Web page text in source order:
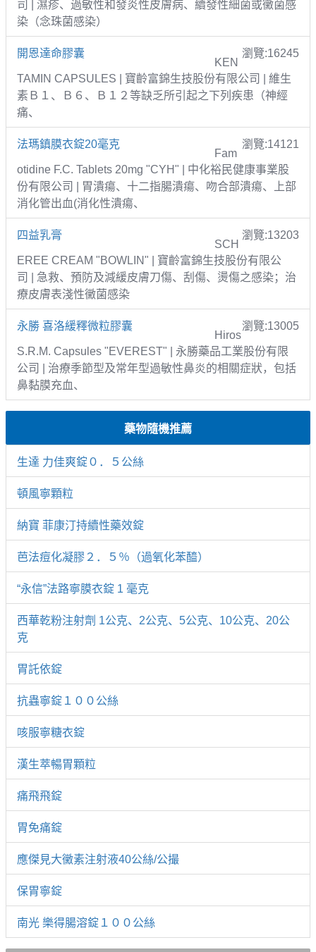
司 | 濕疹、過敏性和發炎性皮膚病、續發性細菌或黴菌感
染（念珠菌感染）
開恩達命膠囊 瀏覽:16245
KEN
TAMIN CAPSULES | 寶齡富錦生技股份有限公司 | 維生
素Ｂ１、Ｂ６、Ｂ１２等缺乏所引起之下列疾患（神經
痛、
法瑪鎮膜衣錠20毫克 瀏覽:14121
Fam
otidine F.C. Tablets 20mg "CYH" | 中化裕民健康事業股
份有限公司 | 胃潰瘍、十二指腸潰瘍、吻合部潰瘍、上部
消化管出血(消化性潰瘍、
四益乳膏 瀏覽:13203
SCH
EREE CREAM "BOWLIN" | 寶齡富錦生技股份有限公
司 | 急救、預防及減緩皮膚刀傷、刮傷、燙傷之感染；治
療皮膚表淺性黴菌感染
永勝 喜洛緩釋微粒膠囊 瀏覽:13005
Hiros
S.R.M. Capsules "EVEREST" | 永勝藥品工業股份有限
公司 | 治療季節型及常年型過敏性鼻炎的相關症狀，包括
鼻黏膜充血、
藥物隨機推薦
生達 力佳爽錠０．５公絲
頓風寧顆粒
納寶 菲康汀持續性藥效錠
芭法痘化凝膠２．５％（過氧化苯醯）
“永信”法路寧膜衣錠 1 毫克
西華乾粉注射劑 1公克、2公克、5公克、10公克、20公
克
胃託依錠
抗蟲寧錠１００公絲
咳服寧糖衣錠
漢生萃暢胃顆粒
痛飛飛錠
胃免痛錠
應傑見大黴素注射液40公絲/公撮
保胃寧錠
南光 樂得腸溶錠１００公絲